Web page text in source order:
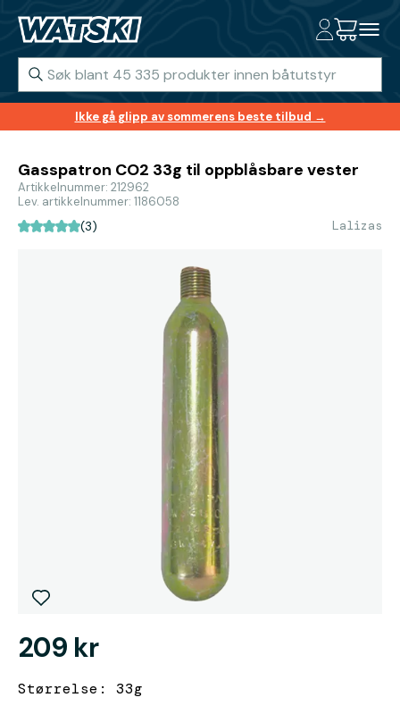
Ikke gå glipp av sommerens beste tilbud →
Gasspatron CO2 33g til oppblåsbare vester
Artikkelnummer: 212962
Lev. artikkelnummer: 1186058
(3) Lalizas
209 kr
Størrelse: 33g